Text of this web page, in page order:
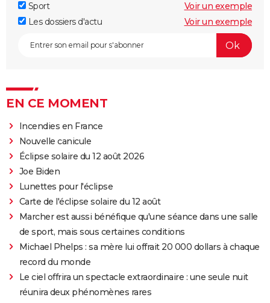
Sport
Voir un exemple
Les dossiers d'actu
Voir un exemple
EN CE MOMENT
Incendies en France
Nouvelle canicule
Éclipse solaire du 12 août 2026
Joe Biden
Lunettes pour l'éclipse
Carte de l'éclipse solaire du 12 août
Marcher est aussi bénéfique qu'une séance dans une salle
de sport, mais sous certaines conditions
Michael Phelps : sa mère lui offrait 20 000 dollars à chaque
record du monde
Le ciel offrira un spectacle extraordinaire : une seule nuit
réunira deux phénomènes rares